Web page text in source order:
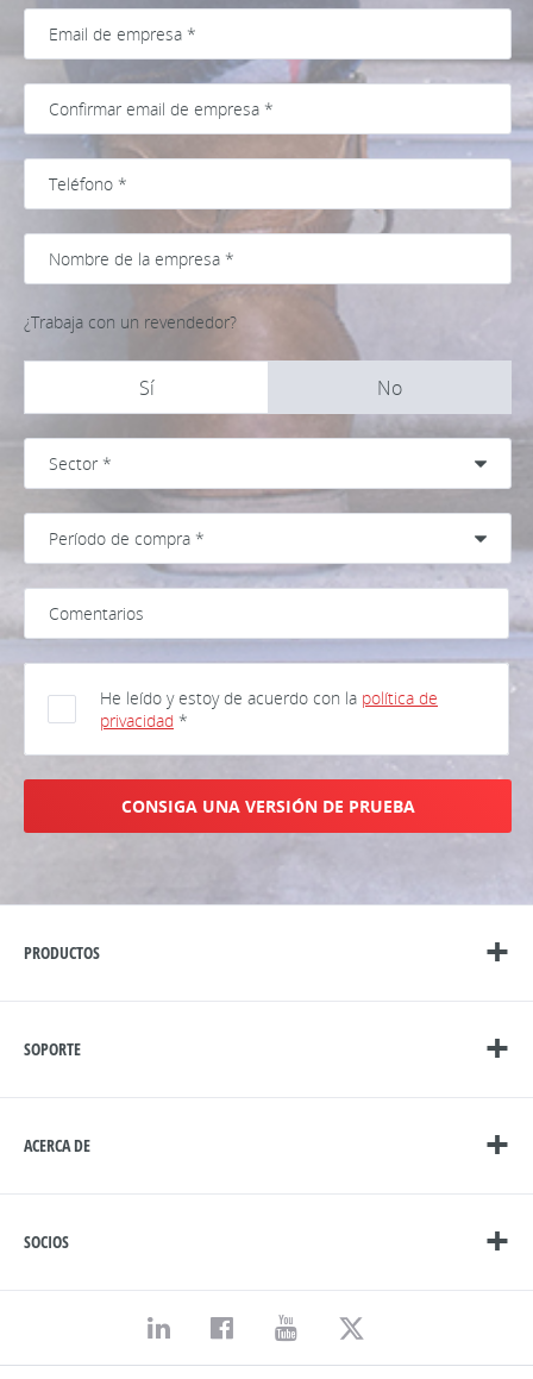
¿Trabaja con un revendedor?
Sí No
He leído y estoy de acuerdo con la política de
privacidad *
CONSIGA UNA VERSIÓN DE PRUEBA
PRODUCTOS
SOPORTE
ACERCA DE
SOCIOS